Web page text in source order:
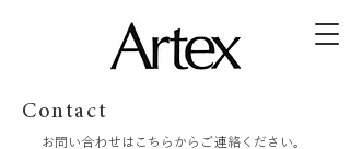
Contact
​お問い合わせはこちらからご連絡ください。